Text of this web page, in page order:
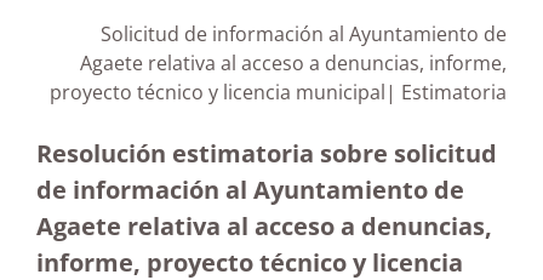
Solicitud de información al Ayuntamiento de
Agaete relativa al acceso a denuncias, informe,
proyecto técnico y licencia municipal| Estimatoria
Resolución estimatoria sobre solicitud
de información al Ayuntamiento de
Agaete relativa al acceso a denuncias,
informe, proyecto técnico y licencia